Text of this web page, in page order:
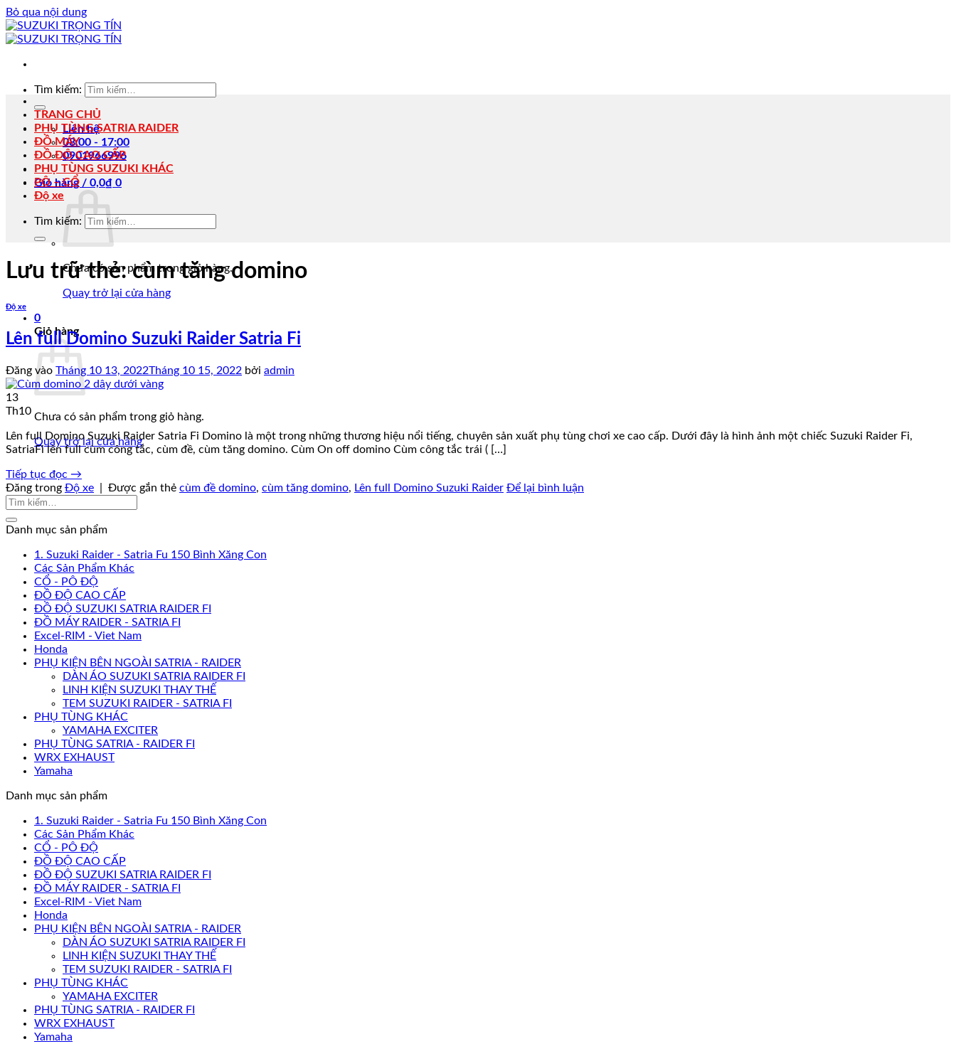
Bỏ qua nội dung
Tìm kiếm:
Liên hệ
08:00 - 17:00
0901966996
Giỏ hàng / 0,0₫ 0
Chưa có sản phẩm trong giỏ hàng.
Quay trở lại cửa hàng
0
Giỏ hàng
Chưa có sản phẩm trong giỏ hàng.
Quay trở lại cửa hàng
TRANG CHỦ
PHỤ TÙNG SATRIA RAIDER
ĐỒ MÁY
ĐỒ ĐỘ CAO CẤP
PHỤ TÙNG SUZUKI KHÁC
PÔ – CỔ
Độ xe
Tìm kiếm:
Lưu trữ thẻ:cùm tăng domino
Độ xe
Lên full Domino Suzuki Raider Satria Fi
Đăng vào Tháng 10 13, 2022Tháng 10 15, 2022 bởi admin
13
Th10
Lên full Domino Suzuki Raider Satria Fi Domino là một trong những thương hiệu nổi tiếng, chuyên sản xuất phụ tùng chơi xe cao cấp. Dưới đây là hình ảnh một chiếc Suzuki Raider Fi,
SatriaFi lên full cùm công tắc, cùm đề, cùm tăng domino. Cùm On off domino Cùm công tắc trái ( […]
Tiếp tục đọc →
Đăng trong Độ xe Được gắn thẻ cùm đề domino, cùm tăng domino, Lên full Domino Suzuki Raider Để lại bình luận
Danh mục sản phẩm
1. Suzuki Raider - Satria Fu 150 Bình Xăng Con
Các Sản Phẩm Khác
CỔ - PÔ ĐỘ
ĐỒ ĐỘ CAO CẤP
ĐỒ ĐỘ SUZUKI SATRIA RAIDER FI
ĐỒ MÁY RAIDER - SATRIA FI
Excel-RIM - Viet Nam
Honda
PHỤ KIỆN BÊN NGOÀI SATRIA - RAIDER
DÀN ÁO SUZUKI SATRIA RAIDER FI
LINH KIỆN SUZUKI THAY THẾ
TEM SUZUKI RAIDER - SATRIA FI
PHỤ TÙNG KHÁC
YAMAHA EXCITER
PHỤ TÙNG SATRIA - RAIDER FI
WRX EXHAUST
Yamaha
Danh mục sản phẩm
1. Suzuki Raider - Satria Fu 150 Bình Xăng Con
Các Sản Phẩm Khác
CỔ - PÔ ĐỘ
ĐỒ ĐỘ CAO CẤP
ĐỒ ĐỘ SUZUKI SATRIA RAIDER FI
ĐỒ MÁY RAIDER - SATRIA FI
Excel-RIM - Viet Nam
Honda
PHỤ KIỆN BÊN NGOÀI SATRIA - RAIDER
DÀN ÁO SUZUKI SATRIA RAIDER FI
LINH KIỆN SUZUKI THAY THẾ
TEM SUZUKI RAIDER - SATRIA FI
PHỤ TÙNG KHÁC
YAMAHA EXCITER
PHỤ TÙNG SATRIA - RAIDER FI
WRX EXHAUST
Yamaha